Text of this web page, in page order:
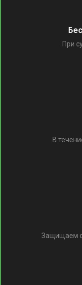
При
В
Защищаем